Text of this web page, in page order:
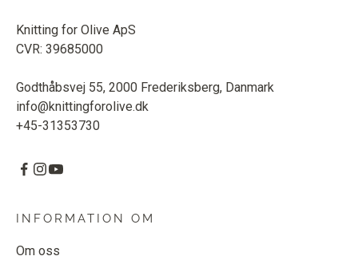
Knitting for Olive ApS
CVR: 39685000
Godthåbsvej 55, 2000 Frederiksberg, Danmark
info@knittingforolive.dk
+45-31353730
INFORMATION OM
Om oss